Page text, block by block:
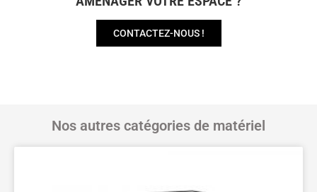
CONTACTEZ-NOUS !
Nos autres catégories de matériel